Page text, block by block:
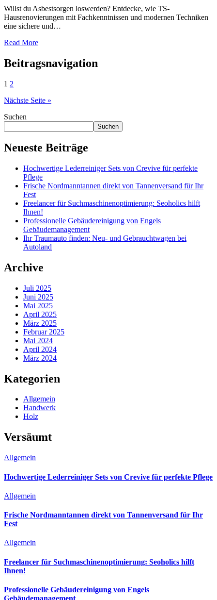
Willst du Asbestsorgen loswerden? Entdecke, wie TS-
Hausrenovierungen mit Fachkenntnissen und modernen Techniken
eine sichere und…
Read More
Beitragsnavigation
1 2
Nächste Seite »
Suchen
Suchen
Neueste Beiträge
Hochwertige Lederreiniger Sets von Crevive für perfekte
Pflege
Frische Nordmanntannen direkt von Tannenversand für Ihr
Fest
Freelancer für Suchmaschinenoptimierung: Seoholics hilft
Ihnen!
Professionelle Gebäudereinigung von Engels
Gebäudemanagement
Ihr Traumauto finden: Neu- und Gebrauchtwagen bei
Autoland
Archive
Juli 2025
Juni 2025
Mai 2025
April 2025
März 2025
Februar 2025
Mai 2024
April 2024
März 2024
Kategorien
Allgemein
Handwerk
Holz
Versäumt
Allgemein
Hochwertige Lederreiniger Sets von Crevive für perfekte Pflege
Allgemein
Frische Nordmanntannen direkt von Tannenversand für Ihr
Fest
Allgemein
Freelancer für Suchmaschinenoptimierung: Seoholics hilft
Ihnen!
Professionelle Gebäudereinigung von Engels
Gebäudemanagement